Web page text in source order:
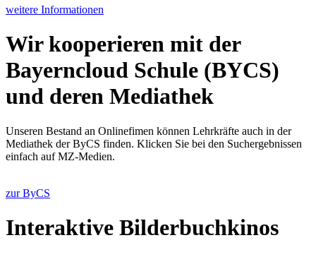
weitere Informationen
Wir kooperieren mit der
Bayerncloud Schule (BYCS)
und deren Mediathek
Unseren Bestand an Onlinefimen können Lehrkräfte auch in der
Mediathek der ByCS finden. Klicken Sie bei den Suchergebnissen
einfach auf MZ-Medien.
zur ByCS
Interaktive Bilderbuchkinos